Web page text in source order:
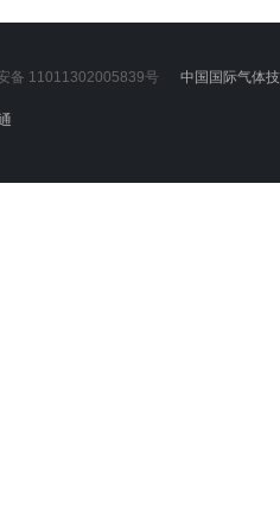
备 11011302005839号 中国国际气体技